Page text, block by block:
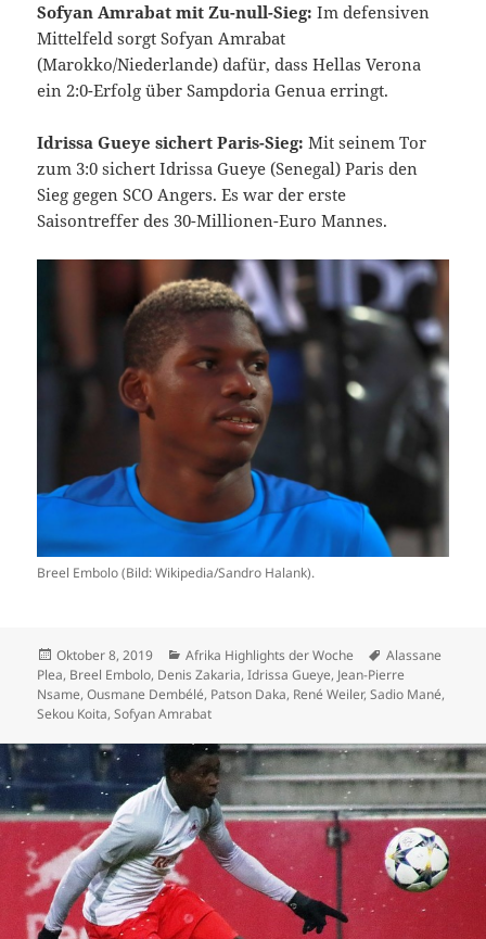
Sofyan Amrabat mit Zu-null-Sieg: Im defensiven
Mittelfeld sorgt Sofyan Amrabat
(Marokko/Niederlande) dafür, dass Hellas Verona
ein 2:0-Erfolg über Sampdoria Genua erringt.
Idrissa Gueye sichert Paris-Sieg: Mit seinem Tor
zum 3:0 sichert Idrissa Gueye (Senegal) Paris den
Sieg gegen SCO Angers. Es war der erste
Saisontreffer des 30-Millionen-Euro Mannes.
Breel Embolo (Bild: Wikipedia/Sandro Halank).
Veröffentlicht
am
Oktober 8, 2019 Kategorien
Afrika Highlights der Woche Schlagwörter
Alassane
Plea, Breel Embolo, Denis Zakaria,Idrissa Gueye, Jean-Pierre
Nsame,Ousmane Dembélé, Patson Daka, René Weiler,Sadio Mané,
Sekou Koita,Sofyan Amrabat